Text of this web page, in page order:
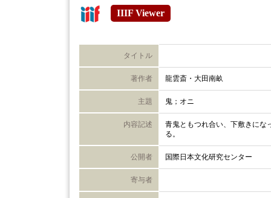
IIIF Viewer
タイトル
著作者 龍雲斎・大田南畝
主題 鬼；オニ
内容記述
青鬼ともつれ合い、下敷きにな
る。
公開者 国際日本文化研究センター
寄与者